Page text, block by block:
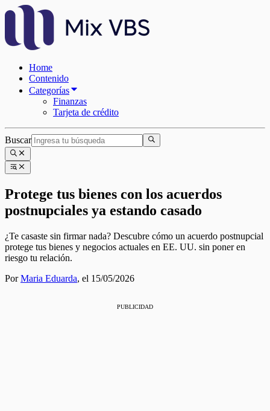
Home
Contenido
Categorías
Finanzas
Tarjeta de crédito
Buscar
Protege tus bienes con los acuerdos
postnupciales ya estando casado
¿Te casaste sin firmar nada? Descubre cómo un acuerdo postnupcial
protege tus bienes y negocios actuales en EE. UU. sin poner en
riesgo tu relación.
PorMaria Eduarda, el 15/05/2026
PUBLICIDAD